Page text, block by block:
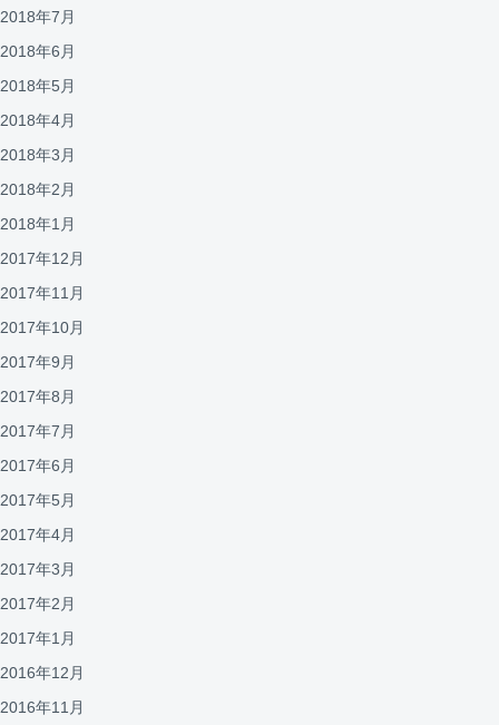
2018年7月
2018年6月
2018年5月
2018年4月
2018年3月
2018年2月
2018年1月
2017年12月
2017年11月
2017年10月
2017年9月
2017年8月
2017年7月
2017年6月
2017年5月
2017年4月
2017年3月
2017年2月
2017年1月
2016年12月
2016年11月